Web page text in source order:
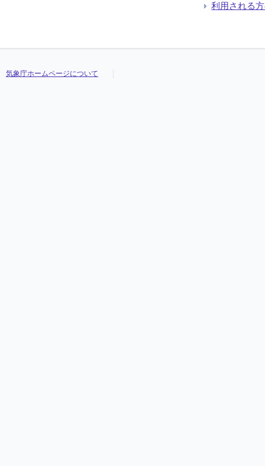
利用される
気象庁ホームページについて